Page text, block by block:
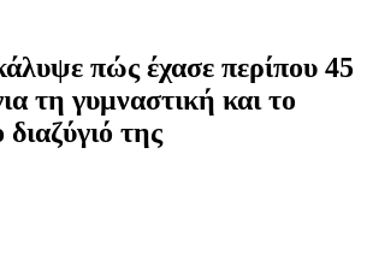
πώς έχασε περίπου 45
τη γυμναστική και το
της